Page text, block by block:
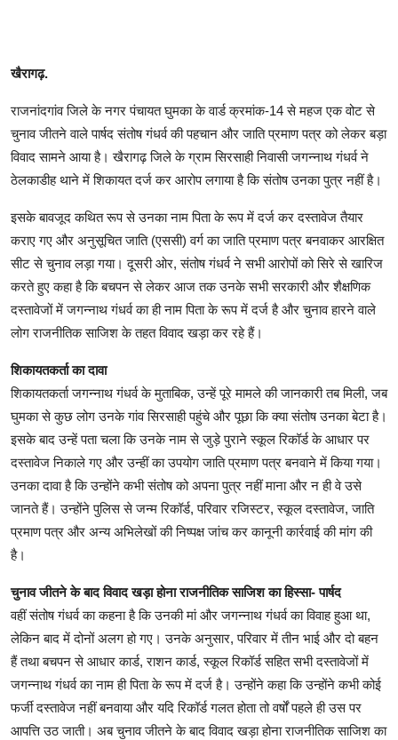
खैरागढ़.
राजनांदगांव जिले के नगर पंचायत घुमका के वार्ड क्रमांक-14 से महज एक वोट से
चुनाव जीतने वाले पार्षद संतोष गंधर्व की पहचान और जाति प्रमाण पत्र को लेकर बड़ा
विवाद सामने आया है। खैरागढ़ जिले के ग्राम सिरसाही निवासी जगन्नाथ गंधर्व ने
ठेलकाडीह थाने में शिकायत दर्ज कर आरोप लगाया है कि संतोष उनका पुत्र नहीं है।
इसके बावजूद कथित रूप से उनका नाम पिता के रूप में दर्ज कर दस्तावेज तैयार
कराए गए और अनुसूचित जाति (एससी) वर्ग का जाति प्रमाण पत्र बनवाकर आरक्षित
सीट से चुनाव लड़ा गया। दूसरी ओर, संतोष गंधर्व ने सभी आरोपों को सिरे से खारिज
करते हुए कहा है कि बचपन से लेकर आज तक उनके सभी सरकारी और शैक्षणिक
दस्तावेजों में जगन्नाथ गंधर्व का ही नाम पिता के रूप में दर्ज है और चुनाव हारने वाले
लोग राजनीतिक साजिश के तहत विवाद खड़ा कर रहे हैं।
शिकायतकर्ता का दावा
शिकायतकर्ता जगन्नाथ गंधर्व के मुताबिक, उन्हें पूरे मामले की जानकारी तब मिली, जब
घुमका से कुछ लोग उनके गांव सिरसाही पहुंचे और पूछा कि क्या संतोष उनका बेटा है।
इसके बाद उन्हें पता चला कि उनके नाम से जुड़े पुराने स्कूल रिकॉर्ड के आधार पर
दस्तावेज निकाले गए और उन्हीं का उपयोग जाति प्रमाण पत्र बनवाने में किया गया।
उनका दावा है कि उन्होंने कभी संतोष को अपना पुत्र नहीं माना और न ही वे उसे
जानते हैं। उन्होंने पुलिस से जन्म रिकॉर्ड, परिवार रजिस्टर, स्कूल दस्तावेज, जाति
प्रमाण पत्र और अन्य अभिलेखों की निष्पक्ष जांच कर कानूनी कार्रवाई की मांग की
है।
चुनाव जीतने के बाद विवाद खड़ा होना राजनीतिक साजिश का हिस्सा- पार्षद
वहीं संतोष गंधर्व का कहना है कि उनकी मां और जगन्नाथ गंधर्व का विवाह हुआ था,
लेकिन बाद में दोनों अलग हो गए। उनके अनुसार, परिवार में तीन भाई और दो बहन
हैं तथा बचपन से आधार कार्ड, राशन कार्ड, स्कूल रिकॉर्ड सहित सभी दस्तावेजों में
जगन्नाथ गंधर्व का नाम ही पिता के रूप में दर्ज है। उन्होंने कहा कि उन्होंने कभी कोई
फर्जी दस्तावेज नहीं बनवाया और यदि रिकॉर्ड गलत होता तो वर्षों पहले ही उस पर
आपत्ति उठ जाती। अब चुनाव जीतने के बाद विवाद खड़ा होना राजनीतिक साजिश का